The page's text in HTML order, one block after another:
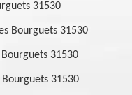
31530
Bourguets 31530
31530
31530